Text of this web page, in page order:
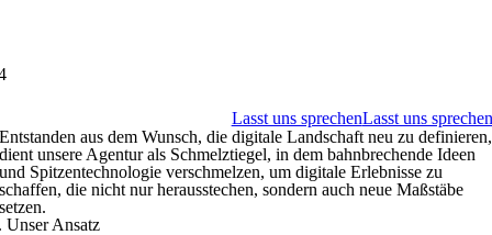
Lasst uns sprechenLasst uns sprechen
Entstanden aus dem Wunsch, die digitale Landschaft neu zu definieren,
dient unsere Agentur als Schmelztiegel, in dem bahnbrechende Ideen
und Spitzentechnologie verschmelzen, um digitale Erlebnisse zu
schaffen, die nicht nur herausstechen, sondern auch neue Maßstäbe
setzen.
Unser Ansatz